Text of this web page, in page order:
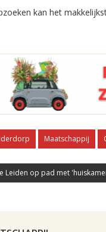
kan het
Maatschappij
Leiden op pad met